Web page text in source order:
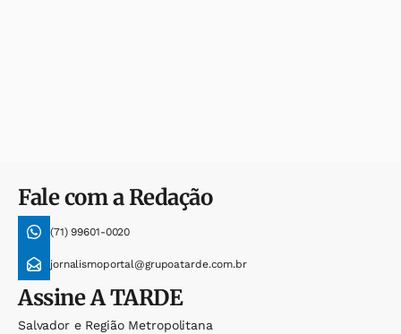
Fale com a Redação
(71) 99601-0020
jornalismoportal@grupoatarde.com.br
AssineA TARDE
Salvador e Região Metropolitana